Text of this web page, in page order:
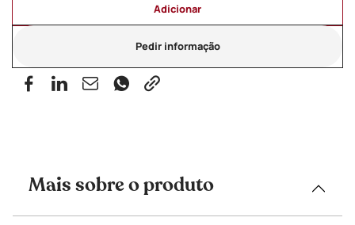
Adicionar
Pedir informação
Mais sobre o produto